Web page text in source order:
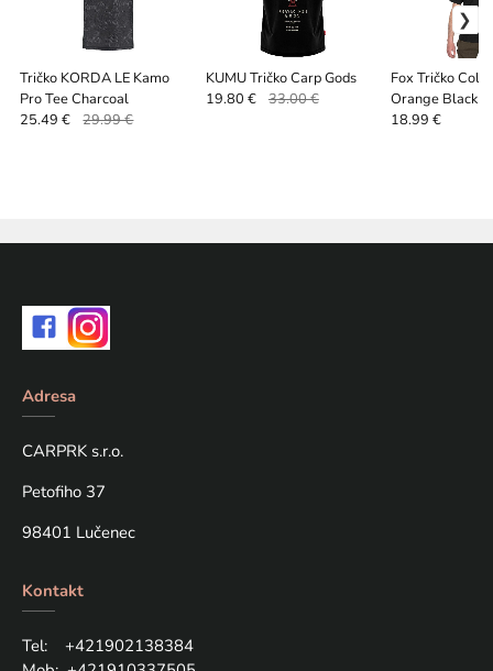
Tričko KORDA LE Kamo
Pro Tee Charcoal
25.49 € 29.99 €
KUMU Tričko Carp Gods
19.80 € 33.00 €
Fox Tričko
Orange Black
18.99 €
Adresa
CARPRK s.r.o.
Petofiho 37
98401 Lučenec
Kontakt
Tel: +421902138384